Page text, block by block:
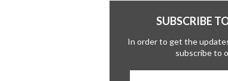
SUBSCRIBE
In order to get the
subscribe to